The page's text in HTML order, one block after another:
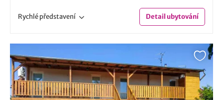
Rychlépředstavení Detailubytování